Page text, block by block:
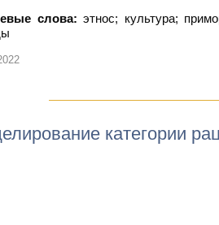
слова: этнос; культура;
категории